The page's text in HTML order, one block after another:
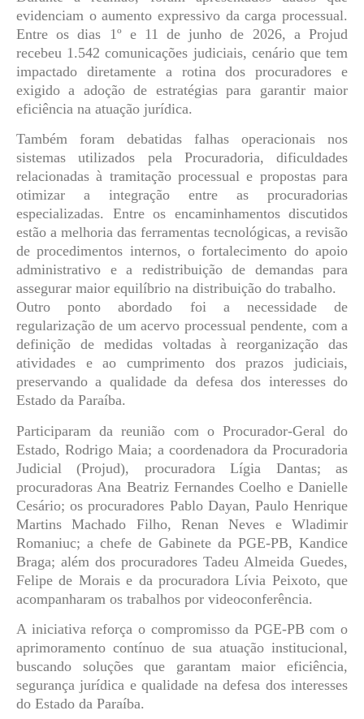
evidenciam o aumento expressivo da carga processual.
Entre os dias 1º e 11 de junho de 2026, a Projud
recebeu 1.542 comunicações judiciais, cenário que tem
impactado diretamente a rotina dos procuradores e
exigido a adoção de estratégias para garantir maior
eficiência na atuação jurídica.
Também foram debatidas falhas operacionais nos
sistemas utilizados pela Procuradoria, dificuldades
relacionadas à tramitação processual e propostas para
otimizar a integração entre as procuradorias
especializadas. Entre os encaminhamentos discutidos
estão a melhoria das ferramentas tecnológicas, a revisão
de procedimentos internos, o fortalecimento do apoio
administrativo e a redistribuição de demandas para
assegurar maior equilíbrio na distribuição do trabalho.
Outro ponto abordado foi a necessidade de
regularização de um acervo processual pendente, com a
definição de medidas voltadas à reorganização das
atividades e ao cumprimento dos prazos judiciais,
preservando a qualidade da defesa dos interesses do
Estado da Paraíba.
Participaram da reunião com o Procurador-Geral do
Estado, Rodrigo Maia; a coordenadora da Procuradoria
Judicial (Projud), procuradora Lígia Dantas; as
procuradoras Ana Beatriz Fernandes Coelho e Danielle
Cesário; os procuradores Pablo Dayan, Paulo Henrique
Martins Machado Filho, Renan Neves e Wladimir
Romaniuc; a chefe de Gabinete da PGE-PB, Kandice
Braga; além dos procuradores Tadeu Almeida Guedes,
Felipe de Morais e da procuradora Lívia Peixoto, que
acompanharam os trabalhos por videoconferência.
A iniciativa reforça o compromisso da PGE-PB com o
aprimoramento contínuo de sua atuação institucional,
buscando soluções que garantam maior eficiência,
segurança jurídica e qualidade na defesa dos interesses
do Estado da Paraíba.